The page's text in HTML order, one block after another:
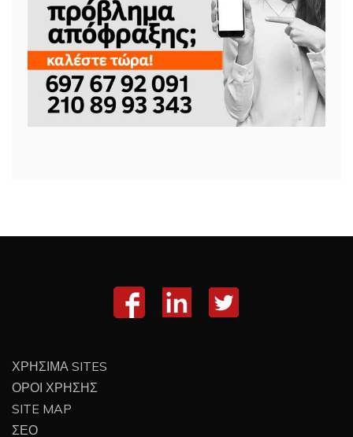
ΧΡΗΣΙΜΑ SITES
ΟΡΟΙ ΧΡΗΣΗΣ
SITE MAP
ΣΕΟ